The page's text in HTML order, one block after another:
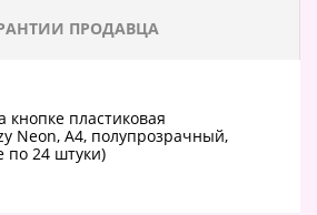
ПРОДАВЦА
кнопке пластиковая
Neon, A4, полупрозрачный,
по 24 штуки)